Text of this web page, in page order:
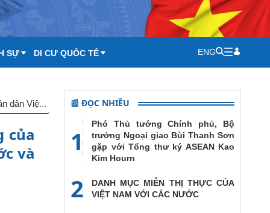
SỰ DI CƯ QUỐC TẾ ENG
Lễ trao tượng trưng vật tư Y tế và khoản ngân sách quà tặng của Đảng, Nhà nước và nhân dân Việt Nam hỗ trợ Đảng, Nhà nước và nhân dân Lào ứng phó đợt dịch Covid-19 mới
của
và
📰 ĐỌC NHIỀU
1
Phó Thủ tướng Chính phủ, Bộ
trưởng Ngoại giao Bùi Thanh Sơn
gặp với Tổng thư ký ASEAN Kao
Kim Hourn
2
DANH MỤC MIỄN THỊ THỰC CỦA
VIỆT NAM VỚI CÁC NƯỚC